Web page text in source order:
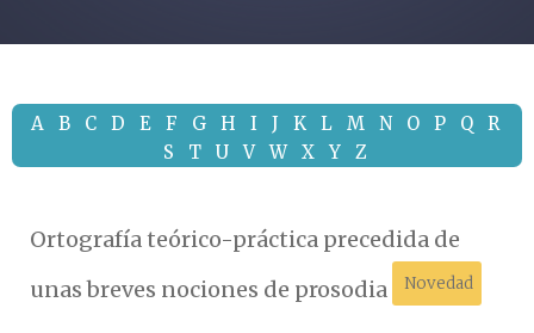
A B C D E F G H I J K L M N O P Q
R
S
T U V W X Y Z
Ortografía teórico-práctica precedida de
unas breves nociones de prosodia
Novedad